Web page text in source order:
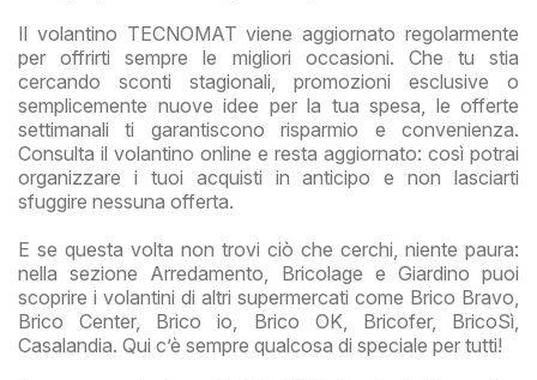
Il volantino TECNOMAT viene aggiornato regolarmente
per offrirti sempre le migliori occasioni. Che tu stia
cercando sconti stagionali, promozioni esclusive o
semplicemente nuove idee per la tua spesa, le offerte
settimanali ti garantiscono risparmio e convenienza.
Consulta il volantino online e resta aggiornato: così potrai
organizzare i tuoi acquisti in anticipo e non lasciarti
sfuggire nessuna offerta.
E se questa volta non trovi ciò che cerchi, niente paura:
nella sezione Arredamento, Bricolage e Giardino puoi
scoprire i volantini di altri supermercati come Brico Bravo,
Brico Center, Brico io, Brico OK, Bricofer, BricoSì,
Casalandia. Qui c’è sempre qualcosa di speciale per tutti!